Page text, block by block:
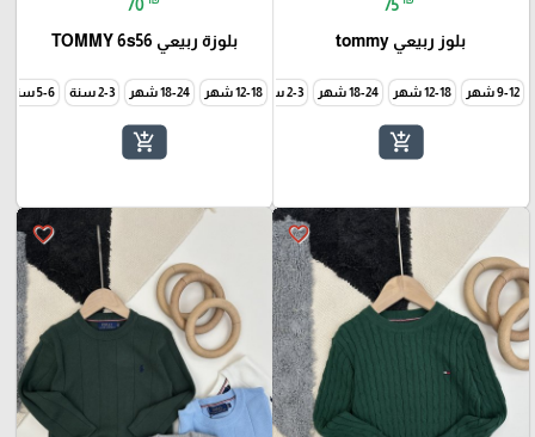
75
بلوز ربيعي tommy
9-12 شهر 12-18 شهر 18-24 شهر 2-3 سنة 3-4 سنة 5-6 سنة 7-8 سنة 9-10 سنة
add_shopping_cart
70
بلوزة ربيعي TOMMY 6s56
12-18 شهر 18-24 شهر 2-3 سنة 5-6 سنة
add_shopping_cart
favorite_border
favorite_border